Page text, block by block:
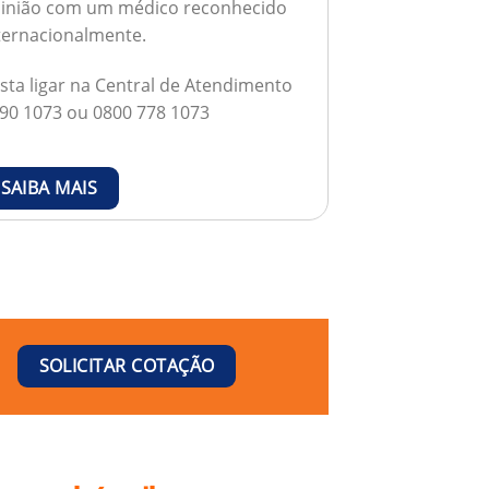
com um médico reconhecido
ligar na Central de Atendimento
1073 ou 0800 778 1073
SAIBA MAIS
SOLICITAR COTAÇÃO